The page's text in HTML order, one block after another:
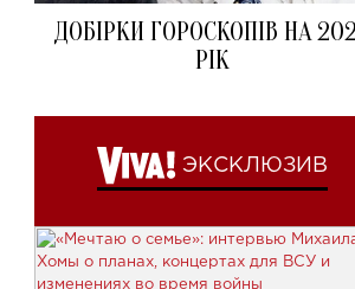
ДОБІРКИ ГОРОСКОПІВ НА
РІК
ЭКСКЛЮЗИВ